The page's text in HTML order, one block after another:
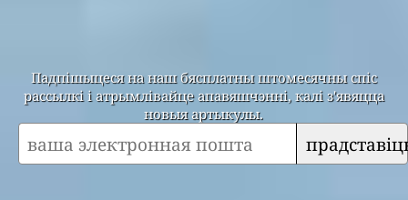
Падпішыцеся на наш бясплатны штомесячны спіс
рассылкі і атрымлівайце апавяшчэнні, калі з'явяцца
новыя артыкулы.